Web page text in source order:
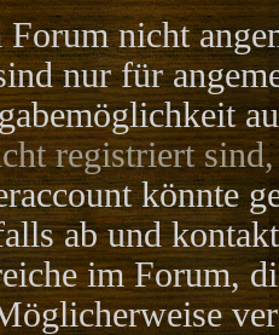
nicht
nur für
registriert
könnte
ab und
im Forum,